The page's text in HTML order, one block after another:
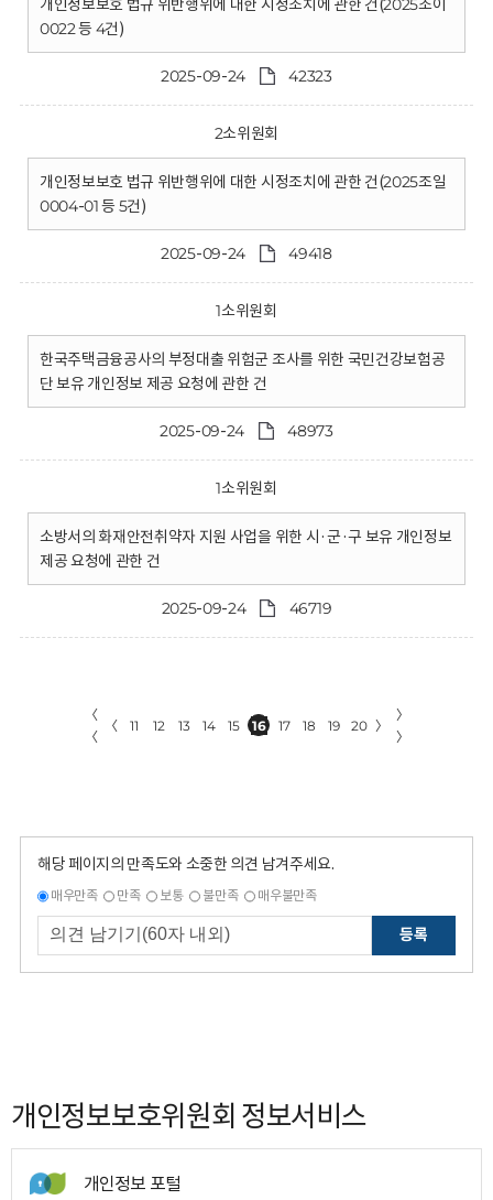
개인정보보호 법규 위반행위에 대한 시정조치에 관한 건(2025조이
0022 등 4건)
2025-09-24 42323
2소위원회
개인정보보호 법규 위반행위에 대한 시정조치에 관한 건(2025조일
0004-01 등 5건)
2025-09-24 49418
1소위원회
한국주택금융공사의 부정대출 위험군 조사를 위한 국민건강보험공
단 보유 개인정보 제공 요청에 관한 건
2025-09-24 48973
1소위원회
소방서의 화재안전취약자 지원 사업을 위한 시·군·구 보유 개인정보
제공 요청에 관한 건
2025-09-24 46719
〈
〈
〈 11 12 13 14 15 16 17 18 19 20 〉
〉
〉
해당 페이지의 만족도와 소중한 의견 남겨주세요.
매우만족 만족 보통 불만족 매우불만족
등록
개인정보보호위원회 정보서비스
개인정보 포털